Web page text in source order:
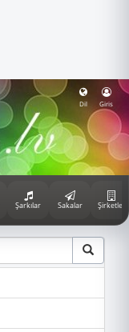
Dil Giris
Şarkılar Sakalar Şirketler